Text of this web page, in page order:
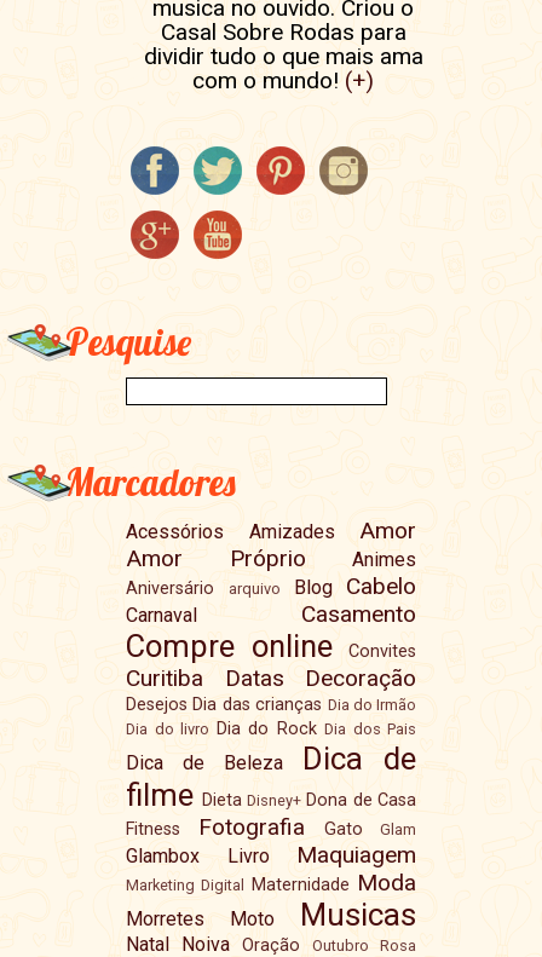
musica no ouvido. Criou o
Casal Sobre Rodas para
dividir tudo o que mais ama
com o mundo! (+)
Pesquise
Marcadores
Acessórios Amizades
Amor
Amor Próprio
Animes
Aniversário arquivo Blog Cabelo
Carnaval Casamento
Compre online Convites
Curitiba Datas Decoração
Desejos Dia das crianças Dia do Irmão
Dia do livro Dia do Rock Dia dos Pais
Dica de Beleza
Dica de
filme Dieta Disney+ Dona de Casa
Fitness
Fotografia Gato Glam
Glambox Livro Maquiagem
Marketing Digital Maternidade Moda
Morretes Moto Musicas
Natal Noiva Oração Outubro Rosa